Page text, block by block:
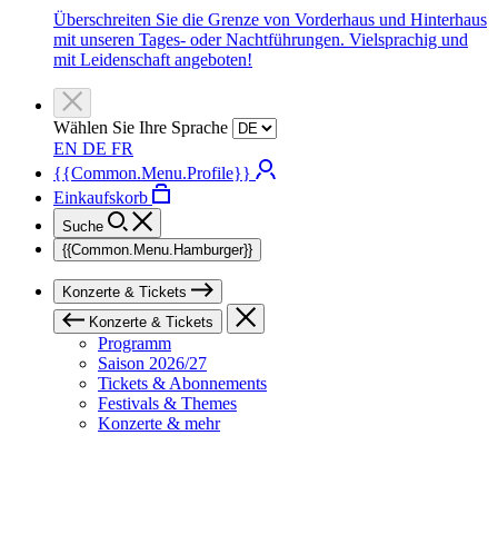
Überschreiten Sie die Grenze von Vorderhaus und Hinterhaus
mit unseren Tages- oder Nachtführungen. Vielsprachig und
mit Leidenschaft angeboten!
Wählen Sie Ihre Sprache
EN DE FR
{{Common.Menu.Profile}}
Einkaufskorb
Suche
{{Common.Menu.Hamburger}}
Konzerte & Tickets
Konzerte & Tickets
Programm
Saison 2026/27
Tickets & Abonnements
Festivals & Themes
Konzerte & mehr